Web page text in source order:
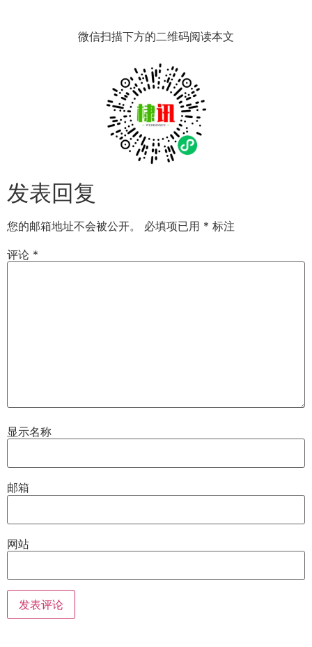
微信扫描下方的二维码阅读本文
发表回复
您的邮箱地址不会被公开。 必填项已用 * 标注
评论 *
显示名称
邮箱
网站